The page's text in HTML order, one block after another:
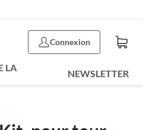
Connexion
LA
NEWSLETTER